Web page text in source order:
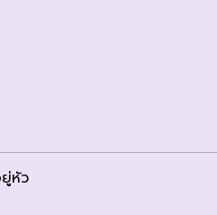
ยู่หัว